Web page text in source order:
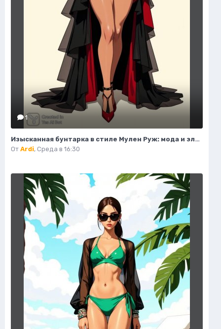
1
Изысканная бунтарка в стиле Мулен Руж: мода и элегантность. Генерация из нейронной сети Flux Ai
От Ardi, Среда в 16:30